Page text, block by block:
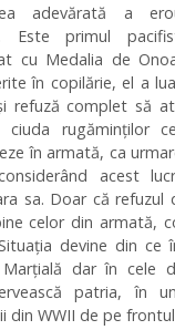
adevărată a
Este primul
cu Medalia de
în copilărie, el a
refuză complet să
rugăminților
în armată, ca
acest
sa. Doar că refuzul
celor din armată,
devine din ce
dar în cele
patria, în
din WWII de pe